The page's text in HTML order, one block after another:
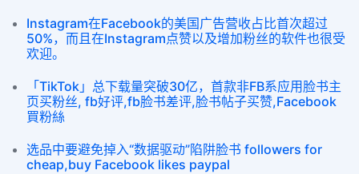
Instagram在Facebook的美国广告营收占比首次超过
50%，而且在Instagram点赞以及增加粉丝的软件也很受
欢迎。
「TikTok」总下载量突破30亿，首款非FB系应用脸书主
页买粉丝, fb好评,fb脸书差评,脸书帖子买赞,Facebook
買粉絲
选品中要避免掉入“数据驱动”陷阱脸书 followers for
cheap,buy Facebook likes paypal